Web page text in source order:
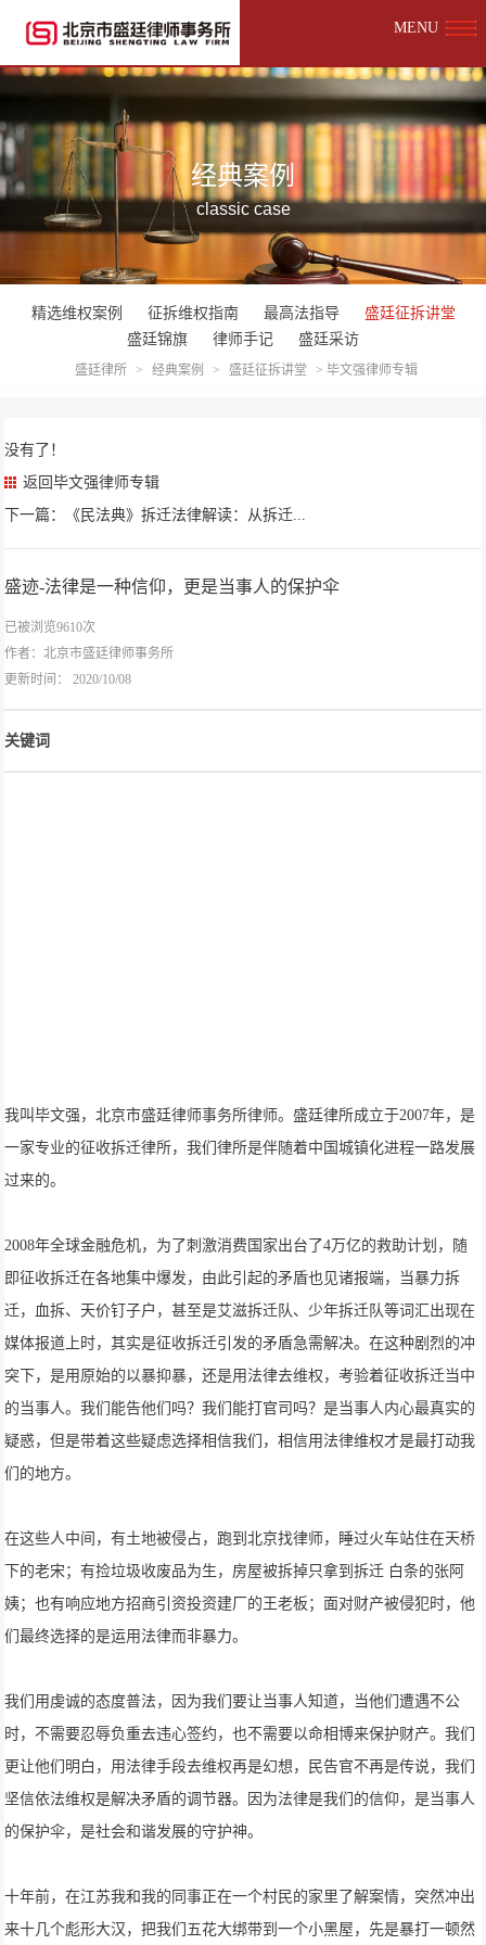
MENU
经典案例
classic case
精选维权案例 征拆维权指南 最高法指导
盛廷征拆讲堂
盛廷锦旗
律师手记 盛廷采访
盛廷律所 > 经典案例 > 盛廷征拆讲堂 > 毕文强律师专辑
没有了！
返回毕文强律师专辑
下一篇：《民法典》拆迁法律解读：从拆迁...
盛迹-法律是一种信仰，更是当事人的保护伞
已被浏览9610次
作者：北京市盛廷律师事务所
更新时间： 2020/10/08
关键词
我叫毕文强，北京市盛廷律师事务所律师。盛廷律所成立于2007年，是
一家专业的征收拆迁律所，我们律所是伴随着中国城镇化进程一路发展
过来的。
2008年全球金融危机，为了刺激消费国家出台了4万亿的救助计划，随
即征收拆迁在各地集中爆发，由此引起的矛盾也见诸报端，当暴力拆
迁，血拆、天价钉子户，甚至是艾滋拆迁队、少年拆迁队等词汇出现在
媒体报道上时，其实是征收拆迁引发的矛盾急需解决。在这种剧烈的冲
突下，是用原始的以暴抑暴，还是用法律去维权，考验着征收拆迁当中
的当事人。我们能告他们吗？我们能打官司吗？是当事人内心最真实的
疑惑，但是带着这些疑虑选择相信我们，相信用法律维权才是最打动我
们的地方。
在这些人中间，有土地被侵占，跑到北京找律师，睡过火车站住在天桥
下的老宋；有捡垃圾收废品为生，房屋被拆掉只拿到拆迁 白条的张阿
姨；也有响应地方招商引资投资建厂的王老板；面对财产被侵犯时，他
们最终选择的是运用法律而非暴力。
我们用虔诚的态度普法，因为我们要让当事人知道，当他们遭遇不公
时，不需要忍辱负重去违心签约，也不需要以命相博来保护财产。我们
更让他们明白，用法律手段去维权再是幻想，民告官不再是传说，我们
坚信依法维权是解决矛盾的调节器。因为法律是我们的信仰，是当事人
的保护伞，是社会和谐发展的守护神。
十年前，在江苏我和我的同事正在一个村民的家里了解案情，突然冲出
来十几个彪形大汉，把我们五花大绑带到一个小黑屋，先是暴打一顿然